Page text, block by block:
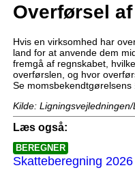
Overførsel
Hvis en virksomhed har
land for at anvende dem
fremgå af regnskabet,
overførslen, og hvor
Se momsbekendtgørelsens
Kilde:
Læs også:
BEREGNER
Skatteberegning